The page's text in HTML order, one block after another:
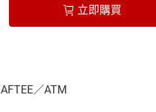
立即購買
／ATM